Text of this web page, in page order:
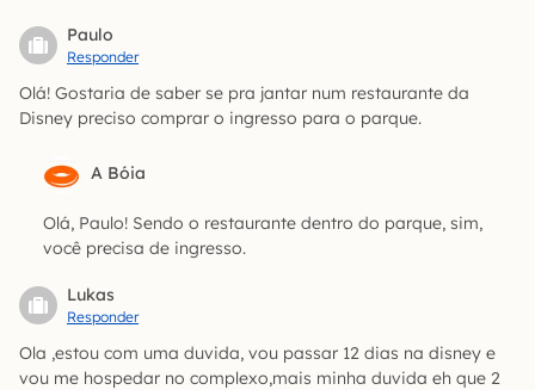
Paulo
Responder
Olá! Gostaria de saber se pra jantar num restaurante da
Disney preciso comprar o ingresso para o parque.
A Bóia
Olá, Paulo! Sendo o restaurante dentro do parque, sim,
você precisa de ingresso.
Lukas
Responder
Ola ,estou com uma duvida, vou passar 12 dias na disney e
vou me hospedar no complexo,mais minha duvida eh que 2